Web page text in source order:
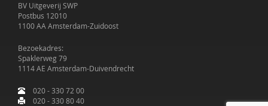
BV Uitgeverij SWP
Postbus 12010
1100 AA Amsterdam-Zuidoost
Bezoekadres:
Spaklerweg 79
1114 AE Amsterdam-Duivendrecht
020 - 330 72 00
020 - 330 80 40